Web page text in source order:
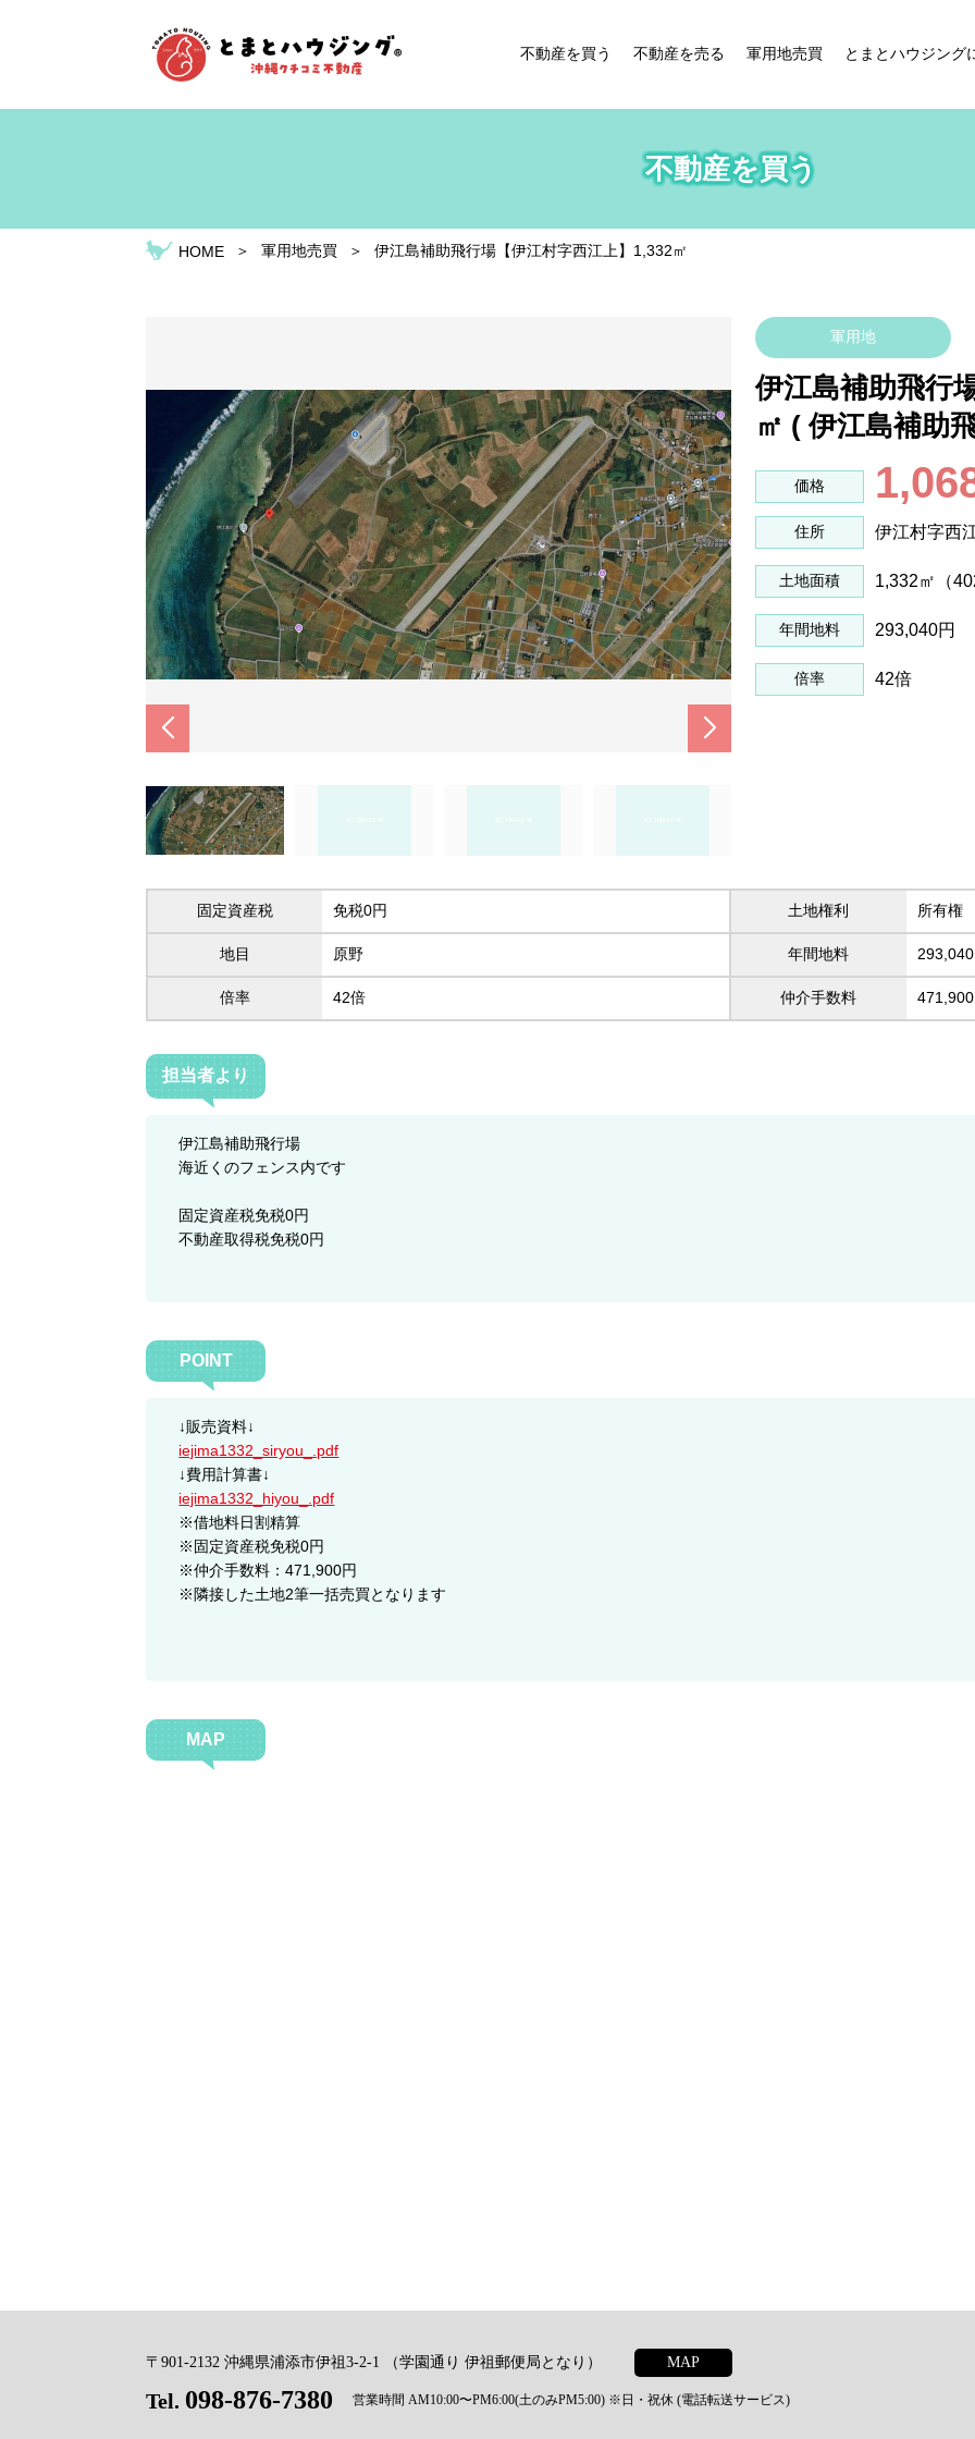
不動産を買う 不動産を売る 軍用地売買 とまとハウジング
不動産を買う
HOME ＞ 軍用地売買 ＞ 伊江島補助飛行場【伊江村字西江上】1,332㎡
軍用地
伊江島補助飛行
㎡ (伊江島補助
価格
住所 伊江村字西
土地面積 1,332㎡（
年間地料 293,040円
倍率 42倍
固定資産税 免税0円 土地権利 所有権
地目 原野 年間地料 293,040
倍率 42倍 仲介手数料 471,900
担当者より
伊江島補助飛行場
海近くのフェンス内です
固定資産税免税0円
不動産取得税免税0円
POINT
↓販売資料↓
iejima1332_siryou_.pdf
↓費用計算書↓
iejima1332_hiyou_.pdf
※借地料日割精算
※固定資産税免税0円
※仲介手数料：471,900円
※隣接した土地2筆一括売買となります
MAP
〒901-2132 沖縄県浦添市伊祖3-2-1 （学園通り 伊祖郵便局となり） MAP
Tel. 098-876-7380 営業時間 AM10:00〜PM6:00(土のみPM5:00) ※日・祝休 (電話転送サービス)